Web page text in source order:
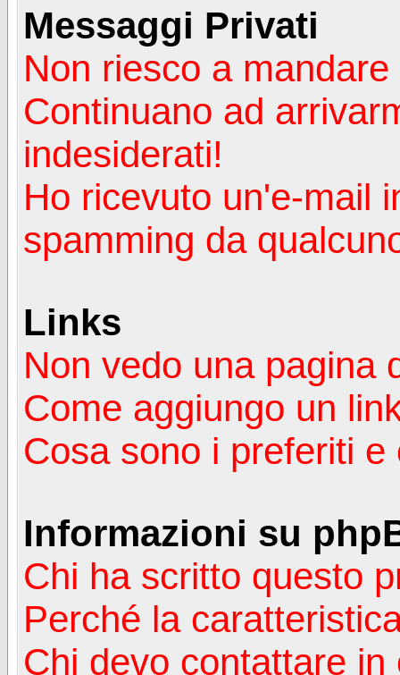
Messaggi Privati
Non riesco a
Continuano ad
indesiderati!
Ho ricevuto un'e-mail
spamming da
Links
Non vedo una pagina
Come aggiungo un
Cosa sono i preferiti
Informazioni su
Chi ha scritto questo
Perché la
Chi devo contattare